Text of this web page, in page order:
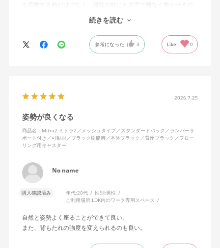
を調整する時だけでなく、掃除の時にも片手で難なく動かせるの
で、ストレスを感じません。
背中はメッシュ素材でハリがあり、沈み込みすぎないところが気
に入っています。色も画像通りのアッシュブルーで、部屋の差し
色になっています。
キャスターはフローリング用を選びました。とにかく動きが滑ら
思います。良い商品に巡り会えてとても嬉しいです。
続きを読む
参考になった 3 Like! 0
2026.7.25
姿勢が良くなる
商品名：Mitra2 ミトラ2／メッシュタイプ／スタンダードバック／ランバーサ
ポート付き／可動肘／ブラック樹脂脚／本体ブラック／背座ブラック／フロー
リング用キャスター
No name
購入確認済み 年代:20代 性別:男性
ご利用場所:LDK内のワーク専用スペース
自然と姿勢よく座ることができて良い。
また、背もたれの強度を変えられるのも良い。